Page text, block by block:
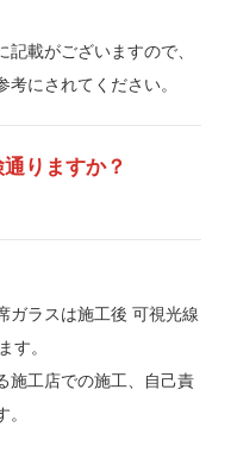
記載がございますので、
にされてください。
りますか？
ガラスは施工後 可視光線
す。
施工店での施工、自己責